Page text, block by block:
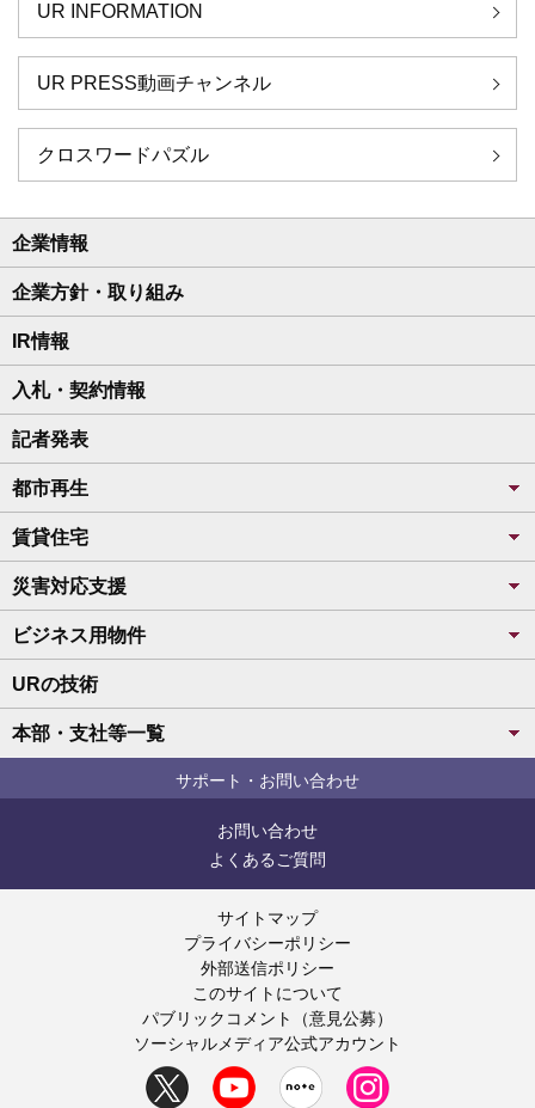
UR INFORMATION
UR PRESS動画チャンネル
クロスワードパズル
企業情報
企業方針・取り組み
IR情報
入札・契約情報
記者発表
都市再生
賃貸住宅
災害対応支援
ビジネス用物件
URの技術
本部・支社等一覧
サポート・お問い合わせ
お問い合わせ
よくあるご質問
サイトマップ
プライバシーポリシー
外部送信ポリシー
このサイトについて
パブリックコメント（意見公募）
ソーシャルメディア公式アカウント